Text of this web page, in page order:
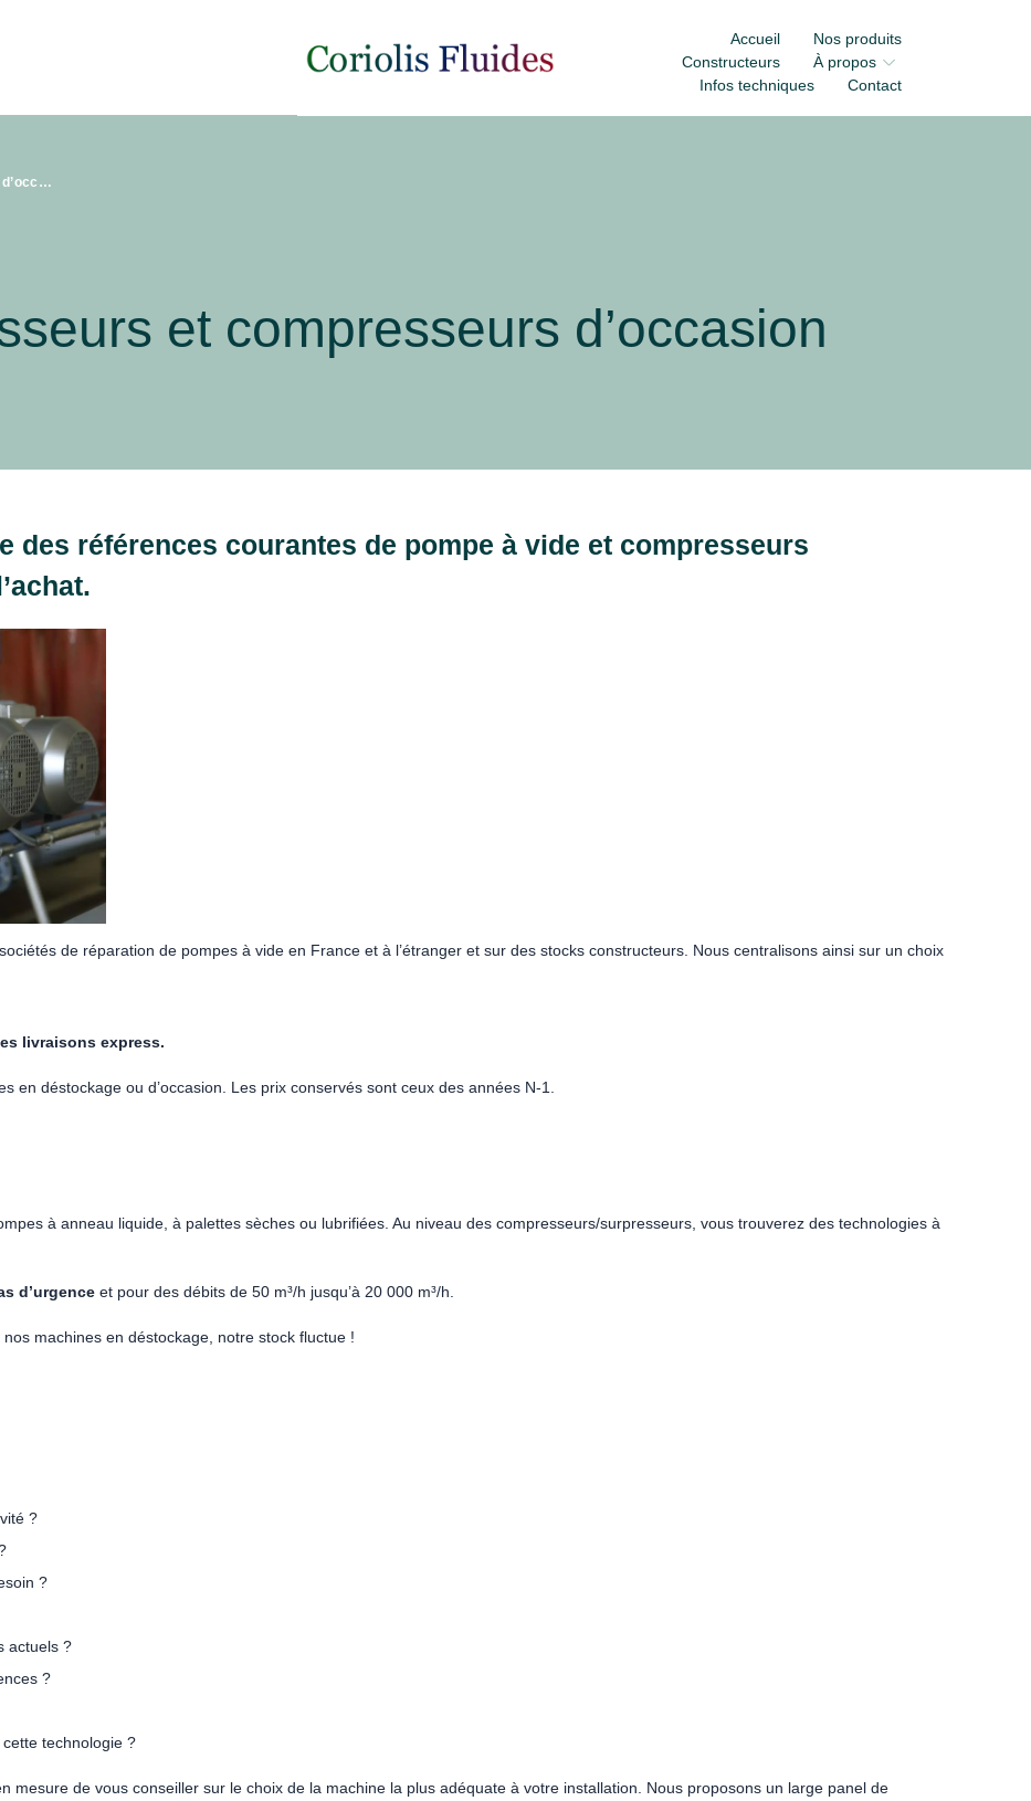
Accueil
Nos produits
Constructeurs
À propos
Infos techniques
Contact
Pompes, surpresseurs et compresseurs d’occasion
et compresseurs d’occasion
des références courantes de pompe à vide et compresseurs
de réparation de pompes à vide en France et à l’étranger et sur des stocks constructeurs. Nous centralisons ainsi sur un choix
livraisons express.
en déstockage ou d’occasion. Les prix conservés sont ceux des années N-1.
à anneau liquide, à palettes sèches ou lubrifiées. Au niveau des compresseurs/surpresseurs, vous trouverez des technologies à
d’urgence et pour des débits de 50 m³/h jusqu’à 20 000 m³/h.
machines en déstockage, notre stock fluctue !
?
?
actuels ?
?
technologie ?
mesure de vous conseiller sur le choix de la machine la plus adéquate à votre installation. Nous proposons un large panel de